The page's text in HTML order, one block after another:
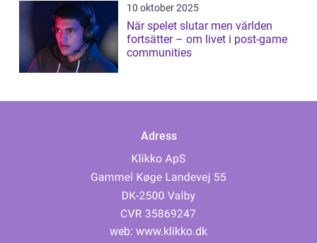
10 oktober 2025
När spelet slutar men världen
fortsätter – om livet i post-game
communities
Adress
web: www.klikko.dk